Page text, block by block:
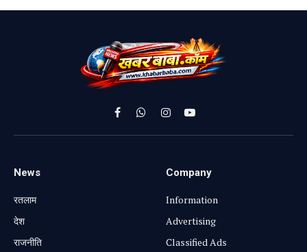
FacebookWhatsApp
InstagramYouTube
News
रतलाम
⁠देश
राजनीति
Company
Information
Advertising
Classified Ads